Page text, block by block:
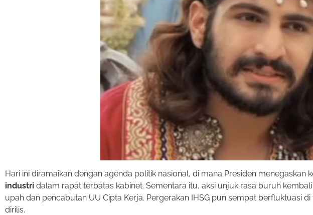
Hari ini diramaikan dengan agenda politik nasional, di mana Presiden menegaskan
industri dalam rapat terbatas kabinet. Sementara itu, aksi unjuk rasa buruh
upah dan pencabutan UU Cipta Kerja. Pergerakan IHSG pun sempat berfluktuasi
dirilis.